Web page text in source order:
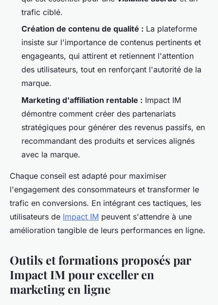
trafic ciblé.
Création de contenu de qualité : La plateforme
insiste sur l'importance de contenus pertinents et
engageants, qui attirent et retiennent l'attention
des utilisateurs, tout en renforçant l'autorité de la
marque.
Marketing d'affiliation rentable : Impact IM
démontre comment créer des partenariats
stratégiques pour générer des revenus passifs, en
recommandant des produits et services alignés
avec la marque.
Chaque conseil est adapté pour maximiser
l'engagement des consommateurs et transformer le
trafic en conversions. En intégrant ces tactiques, les
utilisateurs de Impact IM peuvent s'attendre à une
amélioration tangible de leurs performances en ligne.
Outils et formations proposés par
Impact IM pour exceller en
marketing en ligne